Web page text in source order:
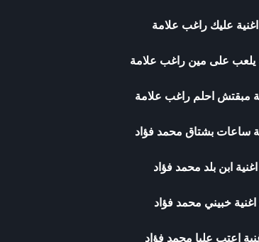
عليك راغب علامة
يلعب على مين راغب علامة
مبقتش احلم راغب علامة
ساعات بشتاق محمد فؤاد
ابن بلد محمد فؤاد
خبيني محمد فؤاد
اعتب عليا محمد فؤاد